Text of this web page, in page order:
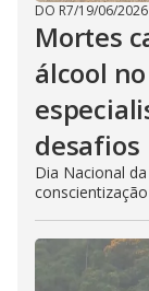
DO R7/19/06/2026
Mortes
álcool
desafios
Dia Nacional